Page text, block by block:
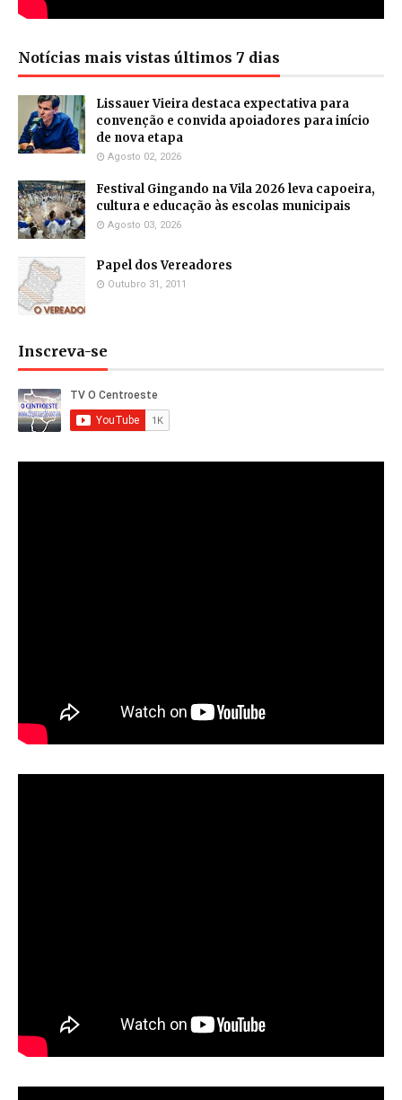
Notícias mais vistas últimos 7 dias
Lissauer Vieira destaca expectativa para
convenção e convida apoiadores para início
de nova etapa
Agosto 02, 2026
Festival Gingando na Vila 2026 leva capoeira,
cultura e educação às escolas municipais
Agosto 03, 2026
Papel dos Vereadores
Outubro 31, 2011
Inscreva-se